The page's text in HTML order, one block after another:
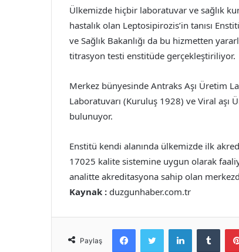
Ülkemizde hiçbir laboratuvar ve sağlık
hastalık olan Leptosipirozis’in tanısı
ve Sağlık Bakanlığı da bu hizmetten
titrasyon testi enstitüde gerçekleştiriliyor.
Merkez bünyesinde Antraks Aşı Üretim
Laboratuvarı (Kuruluş 1928) ve Viral
bulunuyor.
Enstitü kendi alanında ülkemizde ilk
17025 kalite sistemine uygun olarak
analitte akreditasyona sahip olan
Kaynak : duzgunhaber.com.tr
Paylaş
FacebookTwitter LinkedIn